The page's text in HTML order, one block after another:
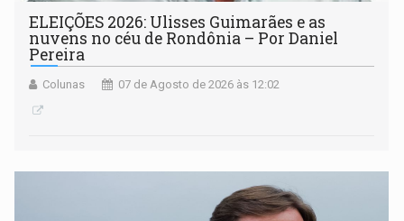
ELEIÇÕES 2026: Ulisses Guimarães e as
nuvens no céu de Rondônia – Por Daniel
Pereira
Colunas 07 de Agosto de 2026 às 12:02